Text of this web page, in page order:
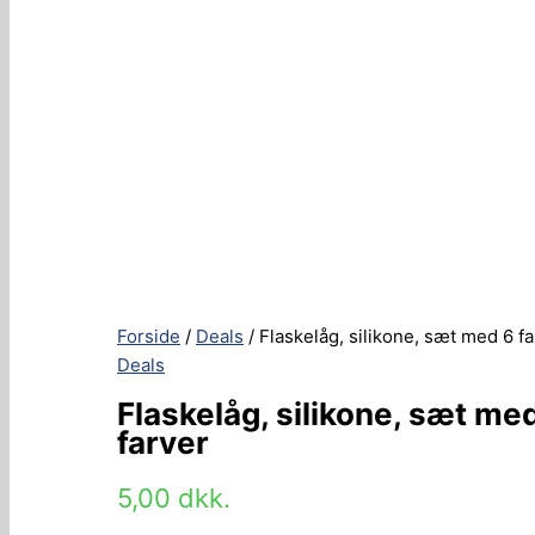
Forside / Deals / Flaskelåg, silikone, sæt med 6
Deals
Flaskelåg, silikone, sæt
farver
5,00 dkk.